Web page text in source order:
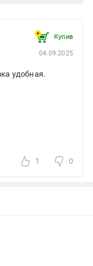
Купив
04.09.2025
удобная.
1 0